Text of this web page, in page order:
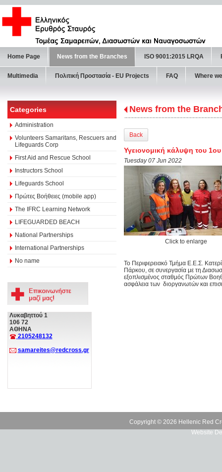
Home Page News from the Branches ISO 9001:2015 LRQA
Multimedia Πολιτική Προστασία - ΕU Projects FAQ Where
Categories
Administration
Volunteers Samaritans, Rescuers and
Lifeguards Corp
First Aid and Rescue School
Instructors School
Lifeguards School
Πρώτες Βοήθειες (mobile app)
The IFRC Learning Network
LIFEGUARDED BEACH
National Partnerships
International Partnerships
No name
Λυκαβηττού 1
106 72
ΑΘΗΝΑ
2105248132
samareites@redcross.gr
News from the
Back
Υγειονομική κάλυψη του
Tuesday 07 Jun 2022
Click to enlarge
Το Περιφερειακό Τμήμα Ε.Ε.Σ.
Πάρκου, σε συνεργασία με τη
εξοπλισμένος σταθμός Πρώτων
ασφάλεια των διοργανωτών και
Copyright © 2026 Hellenic Red
Website